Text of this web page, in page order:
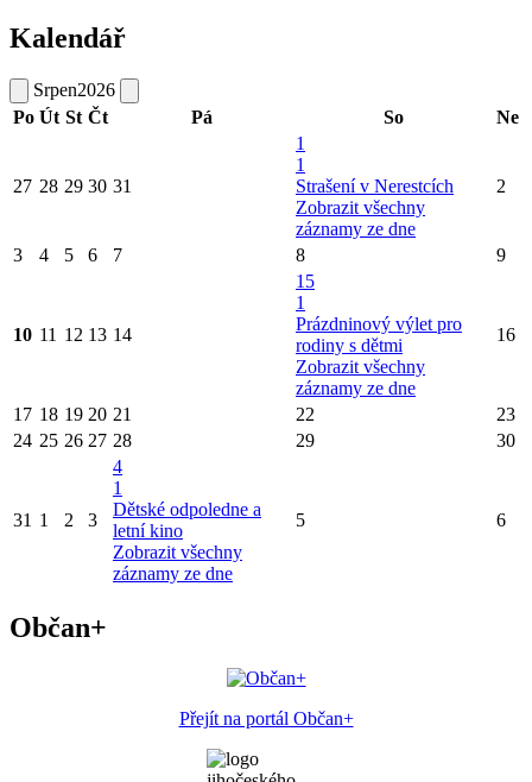
Kalendář
Srpen2026
Po Út St Čt Pá So Ne
27 28 29 30 31
1
1
Strašení v Nerestcích
Zobrazit všechny
záznamy ze dne
2
3 4 5 6 7 8 9
10 11 12 13 14
15
1
Prázdninový výlet pro
rodiny s dětmi
Zobrazit všechny
záznamy ze dne
16
17 18 19 20 21 22
23
24 25 26 27 28 29 30
31 1 2 3
4
1
Dětské odpoledne a
letní kino
Zobrazit všechny
záznamy ze dne
5 6
Občan+
Přejít na portál Občan+